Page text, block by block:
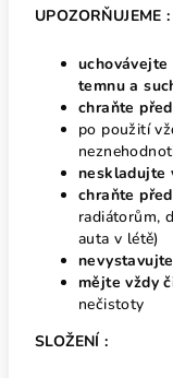
UPOZORŇUJEME :
uchovávejte
temnu a
chraňte
po použití
neskladujte
chraňte
radiátorům,
auta v létě)
mějte vždy
nečistoty
SLOŽENÍ :